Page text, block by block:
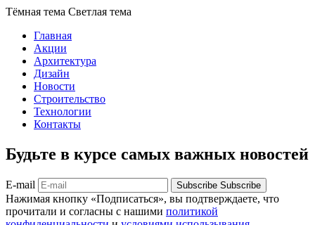
Тёмная тема Светлая тема
Главная
Акции
Архитектура
Дизайн
Новости
Строительство
Технологии
Контакты
Будьте в курсе самых важных новостей
E-mail Subscribe Subscribe
Нажимая кнопку «Подписаться», вы подтверждаете, что
прочитали и согласны с нашими политикой